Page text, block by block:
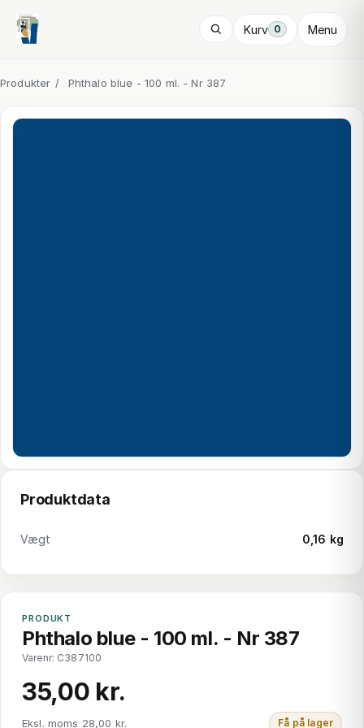
Kurv 0 Menu
Produkter / Phthalo blue - 100 ml. - Nr 387
Produktdata
Vægt 0,16 kg
PRODUKT
Phthalo blue - 100 ml. - Nr 387
Varenr: C387100
35,00 kr.
Eksl. moms 28,00 kr. Få på lager